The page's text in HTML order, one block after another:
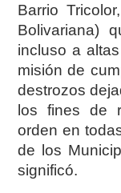
Barrio
Bolivariana)
incluso a
misión de
destrozos
los fines de
orden en
de los
significó.